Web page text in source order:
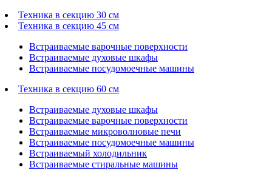
Техника в секцию 30 см
Техника в секцию 45 см
Встраиваемые варочные поверхности
Встраиваемые духовые шкафы
Встраиваемые посудомоечные машины
Техника в секцию 60 см
Встраиваемые духовые шкафы
Встраиваемые варочные поверхности
Встраиваемые микроволновые печи
Встраиваемые посудомоечные машины
Встраиваемый холодильник
Встраиваемые стиральные машины